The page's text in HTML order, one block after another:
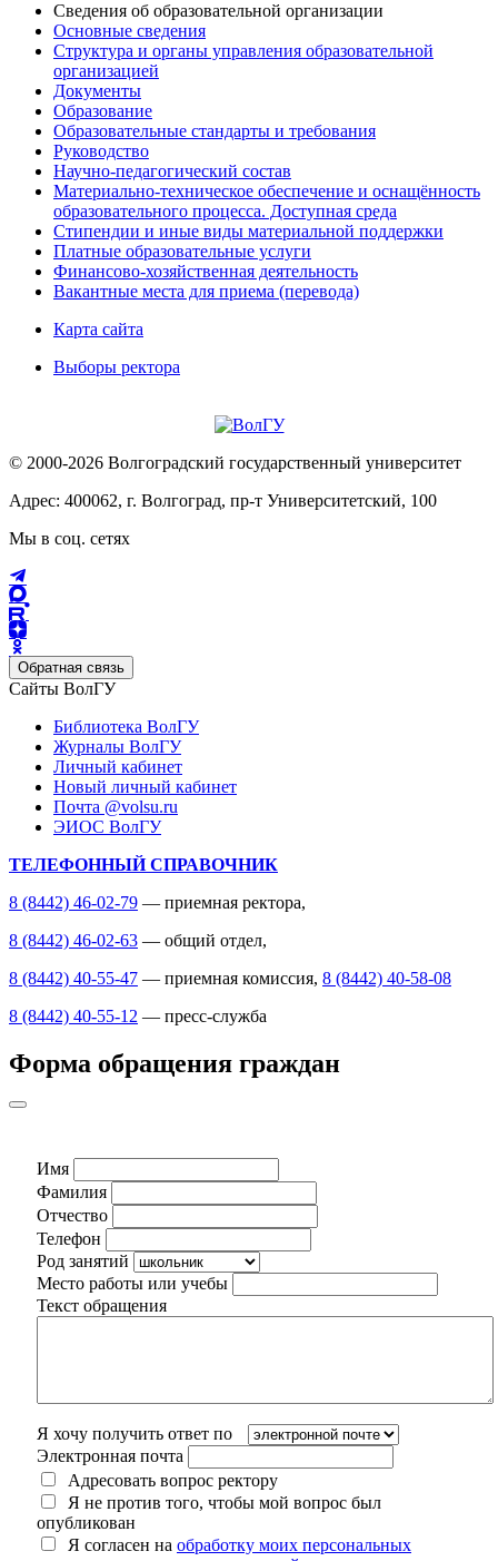
Сведения об образовательной организации
Основные сведения
Структура и органы управления образовательной
организацией
Документы
Образование
Образовательные стандарты и требования
Руководство
Научно-педагогический состав
Материально-техническое обеспечение и оснащённость
образовательного процесса. Доступная среда
Стипендии и иные виды материальной поддержки
Платные образовательные услуги
Финансово-хозяйственная деятельность
Вакантные места для приема (перевода)
Карта сайта
Выборы ректора
© 2000-2026 Волгоградский государственный университет
Адрес: 400062, г. Волгоград, пр-т Университетский, 100
Мы в соц. сетях
Обратная связь
Сайты ВолГУ
Библиотека ВолГУ
Журналы ВолГУ
Личный кабинет
Новый личный кабинет
Почта @volsu.ru
ЭИОС ВолГУ
ТЕЛЕФОННЫЙ СПРАВОЧНИК
8 (8442) 46-02-79 — приемная ректора,
8 (8442) 46-02-63 — общий отдел,
8 (8442) 40-55-47 — приемная комиссия, 8 (8442) 40-58-08
8 (8442) 40-55-12 — пресс-служба
Форма обращения граждан
Имя
Фамилия
Отчество
Телефон
Род занятий
Место работы или учебы
Текст обращения
Я хочу получить ответ по
Электронная почта
Адресовать вопрос ректору
Я не против того, чтобы мой вопрос был
опубликован
Я согласен на обработку моих персональных